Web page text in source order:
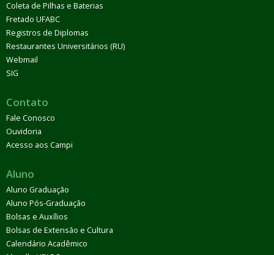
Coleta de Pilhas e Baterias
Fretado UFABC
Registros de Diplomas
Restaurantes Universitários (RU)
Webmail
SIG
Contato
Fale Conosco
Ouvidoria
Acesso aos Campi
Aluno
Aluno Graduação
Aluno Pós-Graduação
Bolsas e Auxílios
Bolsas de Extensão e Cultura
Calendário Acadêmico